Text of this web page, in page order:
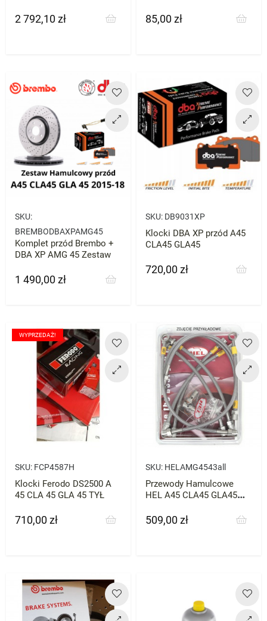
Cena
2 792,10 zł Cena
85,00 zł
SKU:
BREMBODBAXPAMG45
Komplet przód Brembo +
DBA XP AMG 45 Zestaw
Cena
1 490,00 zł
SKU: DB9031XP
Klocki DBA XP przód A45
CLA45 GLA45
Cena
720,00 zł
SKU: FCP4587H
Klocki Ferodo DS2500 A
45 CLA 45 GLA 45 TYŁ
Cena
710,00 zł
WYPRZEDAŻ!
SKU: HELAMG4543all
Przewody Hamulcowe
HEL A45 CLA45 GLA45
Cena
509,00 zł